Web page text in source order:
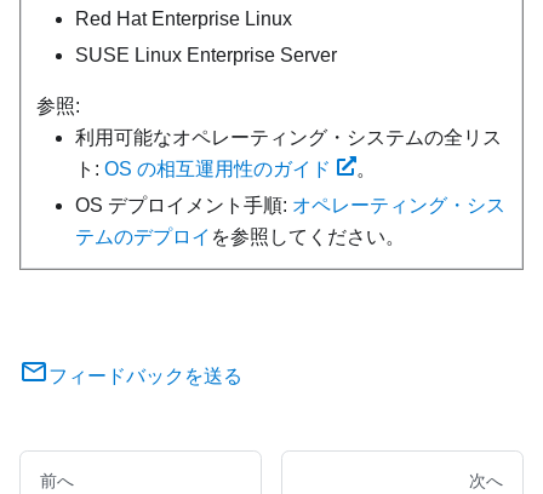
Red Hat Enterprise Linux
SUSE Linux Enterprise Server
参照:
利用可能なオペレーティング・システムの全リス
ト: OS の相互運用性のガイド
。
OS デプロイメント手順: オペレーティング・シス
テムのデプロイ を参照してください。
フィードバックを送る
前へ 次へ